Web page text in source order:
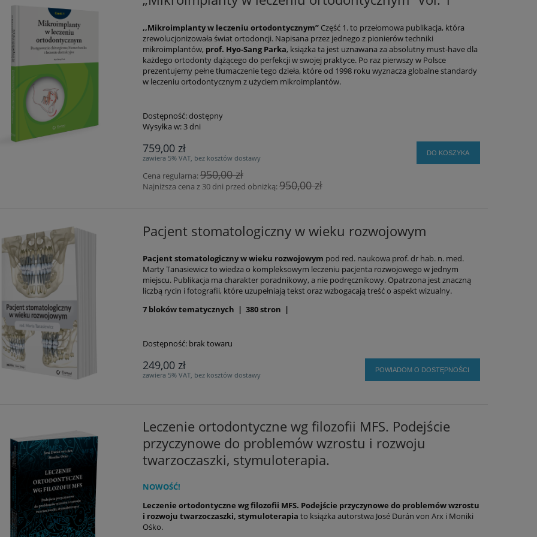
,,Mikroimplanty w leczeniu ortodontycznym”Część 1. to przełomowa publikacja, która
zrewolucjonizowała świat ortodoncji. Napisana przez jednego z pionierów techniki
mikroimplantów, prof. Hyo-Sang Parka, książka ta jest uznawana za absolutny must-have dla
każdego ortodonty dążącego do perfekcji w swojej praktyce. Po raz pierwszy w Polsce
prezentujemy pełne tłumaczenie tego dzieła, które od 1998 roku wyznacza globalne standardy
w leczeniu ortodontycznym z użyciem mikroimplantów.
Dostępność:dostępny
Wysyłka w:3 dni
759,00 zł
zawiera 5% VAT, bez kosztów dostawy
Cena regularna:950,00 zł
Najniższa cena z 30 dni przed obniżką:950,00 zł
DO KOSZYKA
Pacjent stomatologiczny w wieku rozwojowym
Pacjent stomatologiczny w wieku rozwojowym pod red. naukowa prof. dr hab. n. med.
Marty Tanasiewicz to wiedza o kompleksowym leczeniu pacjenta rozwojowego w jednym
miejscu. Publikacja ma charakter poradnikowy, a nie podręcznikowy. Opatrzona jest znaczną
liczbą rycin i fotografii, które uzupełniają tekst oraz wzbogacają treść o aspekt wizualny.
7 bloków tematycznych | 380 stron |
Dostępność: brak towaru
249,00 zł
zawiera 5% VAT, bez kosztów dostawy
POWIADOM O DOSTĘPNOŚCI
Leczenie ortodontyczne wg filozofii MFS. Podejście
przyczynowe do problemów wzrostu i rozwoju
twarzoczaszki, stymuloterapia.
NOWOŚĆ!
Leczenie ortodontyczne wg filozofii MFS. Podejście przyczynowe do problemów wzrostu
i rozwoju twarzoczaszki, stymuloterapia to książka autorstwa José Durán von Arx i Moniki
Ośko.